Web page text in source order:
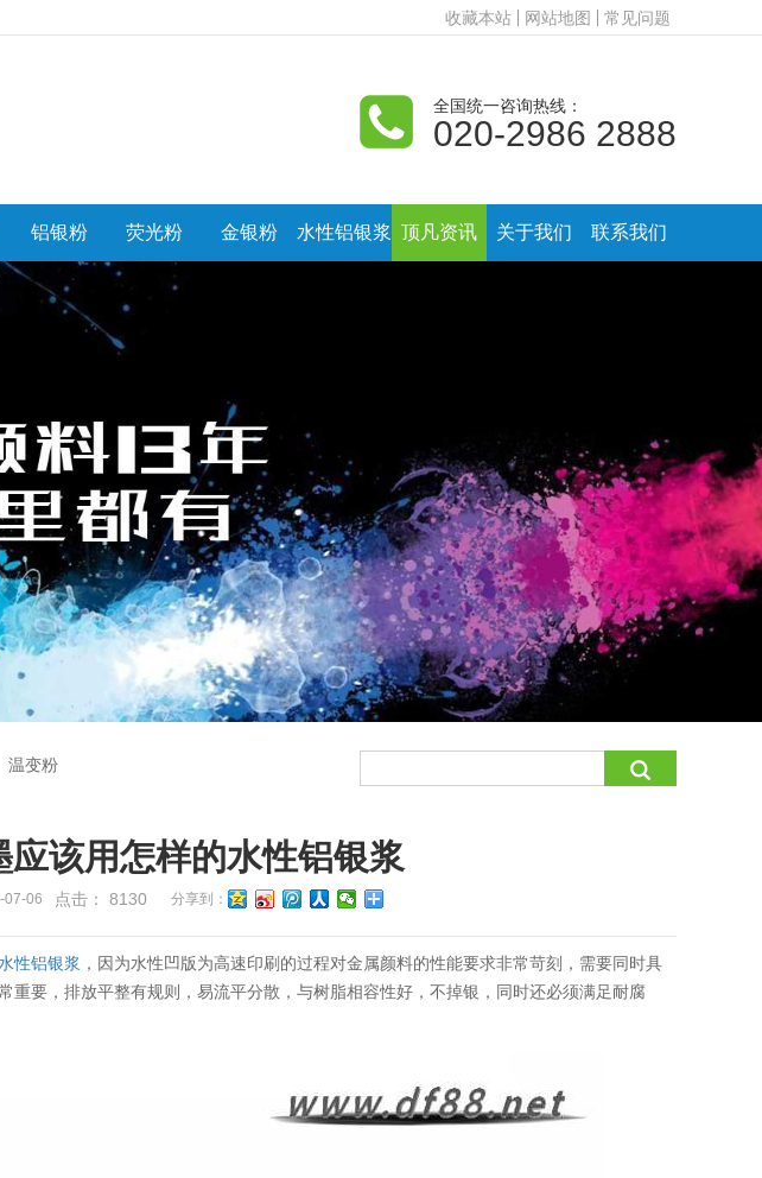
收藏本站 网站地图 常见问题
全国统一咨询热线：
020-2986 2888
铝银粉 荧光粉 金银粉 水性铝银浆 顶凡资讯 关于我们 联系我们
温变粉
应该用怎样的水性铝银浆
07-06 点击： 8130 分享到：
性铝银浆 ，因为水性凹版为高速印刷的过程对金属颜料的性能要求非常苛刻，需要同时具
重要，排放平整有规则，易流平分散，与树脂相容性好，不掉银，同时还必须满足耐腐